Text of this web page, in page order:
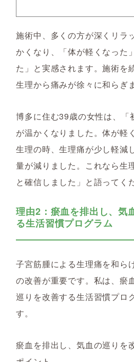
施術中、多くの方が深くリラ
かくなり、「体が軽くなった
た」と実感されます。施術を
生理から痛みが徐々に和らぎま
博多に住む39歳の女性は、「
が温かくなりました。体が軽
生理の時、生理痛が少し軽減
量が減りました。これなら生
と確信しました」と語ってく
理由2：瘀血を排出し、気
る生活習慣プログラム
子宮筋腫による生理痛を和ら
の改善が重要です。私は、瘀
巡りを改善する生活習慣プロ
す。
瘀血を排出し、気血の巡りを